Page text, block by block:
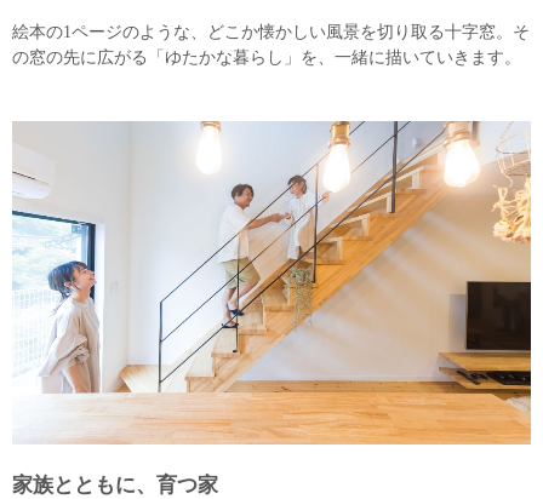
絵本の1ページのような、どこか懐かしい風景を切り取る十字窓。そ
の窓の先に広がる「ゆたかな暮らし」を、一緒に描いていきます。
家族とともに、育つ家